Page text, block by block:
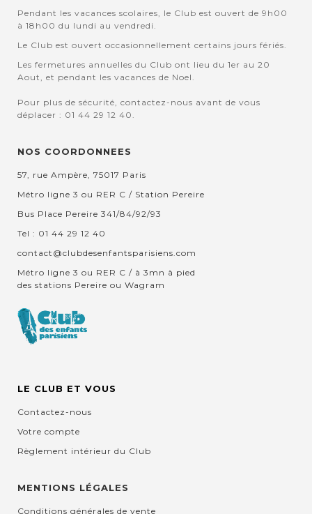
Pendant les vacances scolaires, le Club est ouvert de 9h00
à 18h00 du lundi au vendredi.
Le Club est ouvert occasionnellement certains jours fériés.
Les fermetures annuelles du Club ont lieu du 1er au 20
Aout, et pendant les vacances de Noel.
Pour plus de sécurité, contactez-nous avant de vous
déplacer : 01 44 29 12 40.
NOS COORDONNEES
57, rue Ampère, 75017 Paris
Métro ligne 3 ou RER C / Station Pereire
Bus Place Pereire 341/84/92/93
Tel : 01 44 29 12 40
contact@clubdesenfantsparisiens.com
Métro ligne 3 ou RER C / à 3mn à pied
des stations Pereire ou Wagram
LE CLUB ET VOUS
Contactez-nous
Votre compte
Règlement intérieur du Club
MENTIONS LÉGALES
Conditions générales de vente